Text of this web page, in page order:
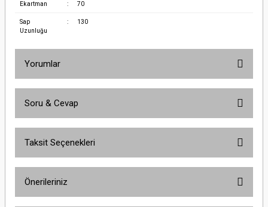
Ekartman : 70
Sap
Uzunluğu
: 130
Yorumlar
Soru & Cevap
Taksit Seçenekleri
Önerileriniz